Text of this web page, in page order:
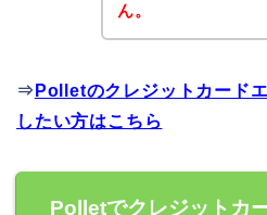
ん。
⇒ Polletのクレジットカード
したい方はこちら
Polletでクレジットカ